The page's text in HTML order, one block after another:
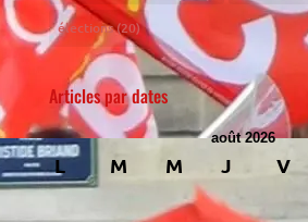
élections(20)
Articles par dates
août 2026
L M M J V